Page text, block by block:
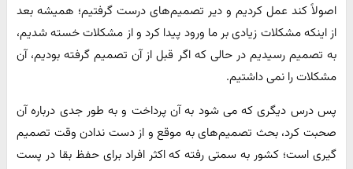
اصولاً کند عمل کردیم و دیر تصمیم‌های درست گرفتیم؛ همیشه بعد
از اینکه مشکلات زیادی بر ما ورود پیدا کرد و از مشکلات خسته شدیم،
به تصمیم رسیدیم در حالی که اگر قبل از آن تصمیم گرفته بودیم، آن
مشکلات را نمی داشتیم.
پس درس دیگری که می شود به آن پرداخت و به طور جدی درباره آن
صحبت کرد، بحث تصمیم‌های به موقع و از دست ندادن وقت تصمیم
گیری است؛ کشور به سمتی رفته که اکثر افراد برای حفظ بقا در پست‌